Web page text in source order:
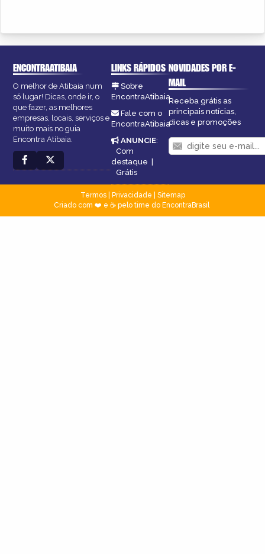
ENCONTRAATIBAIA
O melhor de Atibaia num
só lugar! Dicas, onde ir, o
que fazer, as melhores
empresas, locais, serviços e
muito mais no guia
Encontra Atibaia.
LINKS RÁPIDOS
Sobre
EncontraAtibaia
Fale com o
EncontraAtibaia
ANUNCIE:
Com
destaque |
Grátis
NOVIDADES POR E-
MAIL
Receba grátis as
principais notícias,
dicas e promoções
Termos| Privacidade
Sitemap
Criado com ❤️ e ☕ pelo time do EncontraBrasil